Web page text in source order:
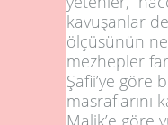
kavuşanlar
ölçüsünün
mezhepler
Şafii’ye göre
masraflarını
Malik’e göre